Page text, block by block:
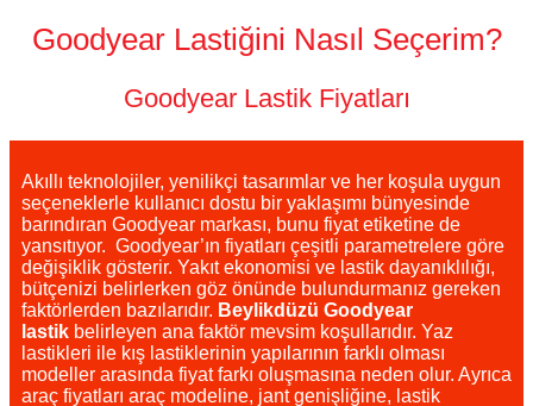
Goodyear Lastiğini Nasıl Seçerim?
Goodyear Lastik Fiyatları
Akıllı teknolojiler, yenilikçi tasarımlar ve her koşula uygun
seçeneklerle kullanıcı dostu bir yaklaşımı bünyesinde
barındıran Goodyear markası, bunu fiyat etiketine de
yansıtıyor. Goodyear’ın fiyatları çeşitli parametrelere göre
değişiklik gösterir. Yakıt ekonomisi ve lastik dayanıklılığı,
bütçenizi belirlerken göz önünde bulundurmanız gereken
faktörlerden bazılarıdır. Beylikdüzü Goodyear
lastik belirleyen ana faktör mevsim koşullarıdır. Yaz
lastikleri ile kış lastiklerinin yapılarının farklı olması
modeller arasında fiyat farkı oluşmasına neden olur. Ayrıca
araç fiyatları araç modeline, jant genişliğine, lastik